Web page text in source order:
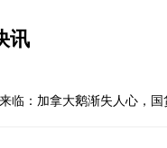
讯
临：加拿大鹅渐失人心，